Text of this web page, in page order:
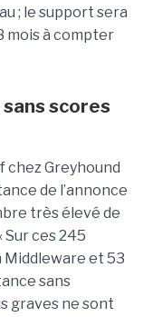
; le support sera
mois à compter
scores
chez Greyhound
de l’annonce
très élevé de
ces 245
et 53
sans
graves ne sont